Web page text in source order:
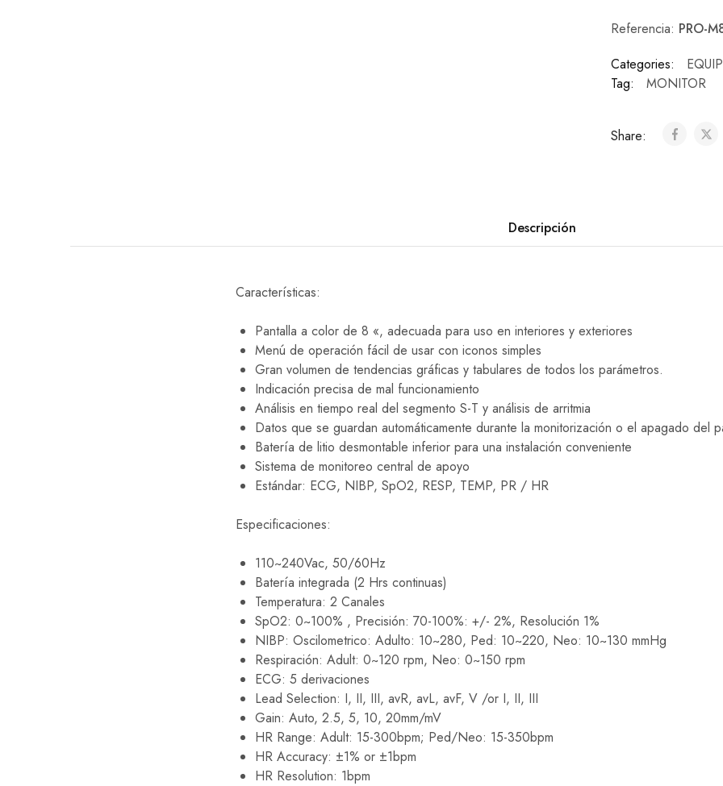
Referencia: PRO-
Categories:
Tag:
MONITOR
Share:
Descripción
Características:
Pantalla a color de 8 «, adecuada para uso en interiores y exteriores
Menú de operación fácil de usar con iconos simples
Gran volumen de tendencias gráficas y tabulares de todos los parámetros.
Indicación precisa de mal funcionamiento
Análisis en tiempo real del segmento S-T y análisis de arritmia
Datos que se guardan automáticamente durante la monitorización o el apagado del
Batería de litio desmontable inferior para una instalación conveniente
Sistema de monitoreo central de apoyo
Estándar: ECG, NIBP, SpO2, RESP, TEMP, PR / HR
Especificaciones:
110~240Vac, 50/60Hz
Batería integrada (2 Hrs continuas)
Temperatura: 2 Canales
SpO2: 0~100% , Precisión: 70-100%: +/- 2%, Resolución 1%
NIBP: Oscilometrico: Adulto: 10~280, Ped: 10~220, Neo: 10~130 mmHg
Respiración: Adult: 0~120 rpm, Neo: 0~150 rpm
ECG: 5 derivaciones
Lead Selection: I, II, III, avR, avL, avF, V /or I, II, III
Gain: Auto, 2.5, 5, 10, 20mm/mV
HR Range: Adult: 15-300bpm; Ped/Neo: 15-350bpm
HR Accuracy: ±1% or ±1bpm
HR Resolution: 1bpm